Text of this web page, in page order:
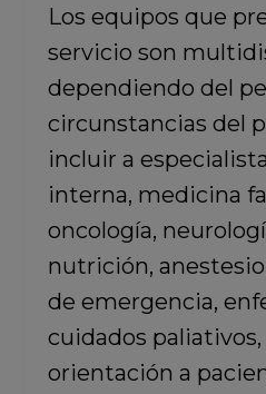
Los equipos que
servicio son
dependiendo del
circunstancias del
incluir a
interna, medicina
oncología,
nutrición,
de emergencia,
cuidados
orientación a